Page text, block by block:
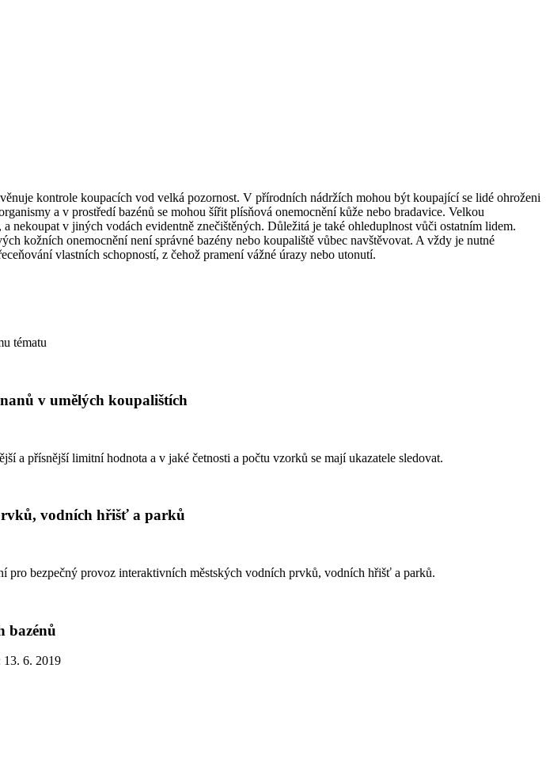
kontrole koupacích vod velká pozornost. V přírodních nádržích mohou být koupající se lidé ohroženi
a v prostředí bazénů se mohou šířit plísňová onemocnění kůže nebo bradavice. Velkou
v jiných vodách evidentně znečištěných. Důležitá je také ohleduplnost vůči ostatním lidem.
kožních onemocnění není správné bazény nebo koupaliště vůbec navštěvovat. A vždy je nutné
vlastních schopností, z čehož pramení vážné úrazy nebo utonutí.
tématu
v umělých koupalištích
a přísnější limitní hodnota a v jaké četnosti a počtu vzorků se mají ukazatele sledovat.
vodních hřišť a parků
bezpečný provoz interaktivních městských vodních prvků, vodních hřišť a parků.
bazénů
13. 6. 2019